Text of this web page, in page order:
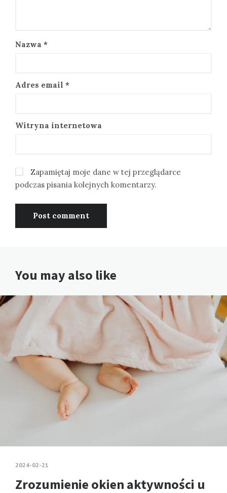
Nazwa *
Adres email *
Witryna internetowa
Zapamiętaj moje dane w tej przeglądarce
podczas pisania kolejnych komentarzy.
You may also like
2024-02-21
Zrozumienie okien aktywności u